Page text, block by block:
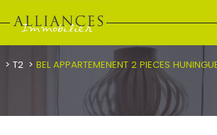
T2 BEL APPARTEMENENT 2 PIECES